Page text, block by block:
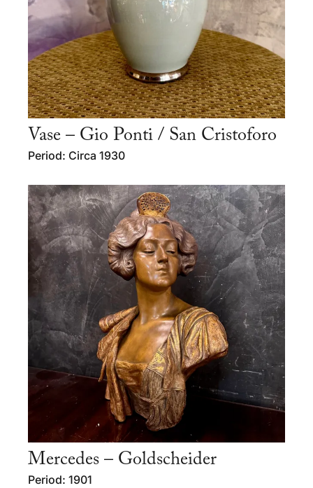
Vase – Gio Ponti / San Cristoforo
Period: Circa 1930
Mercedes – Goldscheider
Period: 1901